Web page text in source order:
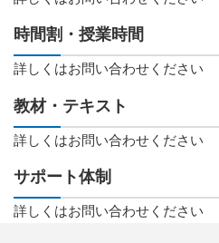
時間割・授業時間
詳しくはお問い合わせください
教材・テキスト
詳しくはお問い合わせください
サポート体制
詳しくはお問い合わせください